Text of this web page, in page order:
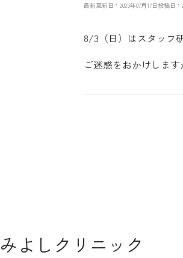
最新更新日：2025年07月17日投稿日：
8/3（日）はスタッフ
ご迷惑をおかけしま
よしクリニック